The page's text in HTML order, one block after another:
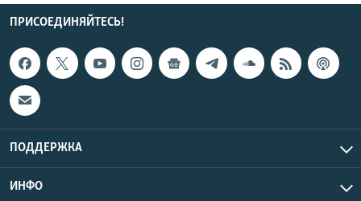
ПРИСОЕДИНЯЙТЕСЬ!
ПОДДЕРЖКА
ИНФО